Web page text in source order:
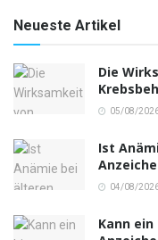
Neueste Artikel
Die
05/08/
Ist
04/08/
Kann